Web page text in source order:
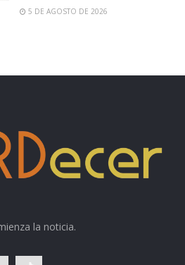
5 DE AGOSTO DE 2026
la noticia.